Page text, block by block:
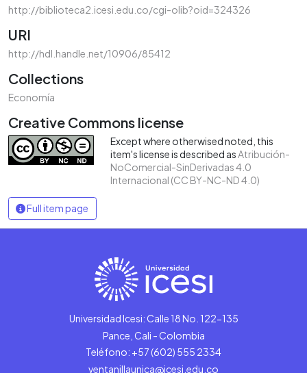
http://biblioteca2.icesi.edu.co/cgi-olib?oid=324326
URI
http://hdl.handle.net/10906/85412
Collections
Economía
Creative Commons license
Except where otherwised noted, this
item's license is described asAtribución-
NoComercial-SinDerivadas 4.0
Internacional (CC BY-NC-ND 4.0)
Full item page
Universidad Icesi: Calle 18 No. 122-135
Pance, Cali - Colombia
Teléfono: +57 (602) 555 2334
ventanillaunica@icesi.edu.co